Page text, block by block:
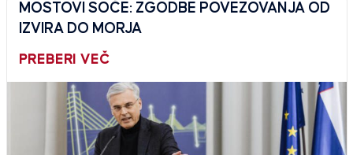
MOSTOVI SOČE: ZGODBE POVEZOVANJA OD
IZVIRA DO MORJA
PREBERI VEČ